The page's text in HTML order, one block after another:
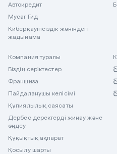
Автокредит
Mycar Гид
Киберқауіпсіздік жөніндегі
жадынама
Компания туралы
Біздің серіктестер
Франшиза
Пайдаланушы келісімі
Құпиялылық саясаты
Дербес деректерді жинау және
өңдеу
Құқықтық ақпарат
Қосылу шарты